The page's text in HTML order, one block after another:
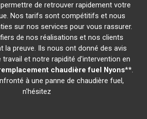
de retrouver rapidement votre
Nos tarifs sont compétitifs et nous
sur nos services pour vous rassurer.
de nos réalisations et nos clients
la preuve. Ils nous ont donné des avis
travail et notre rapidité d'intervention en
chaudière fuel Nyons**.
à une panne de chaudière fuel,
n'hésitez